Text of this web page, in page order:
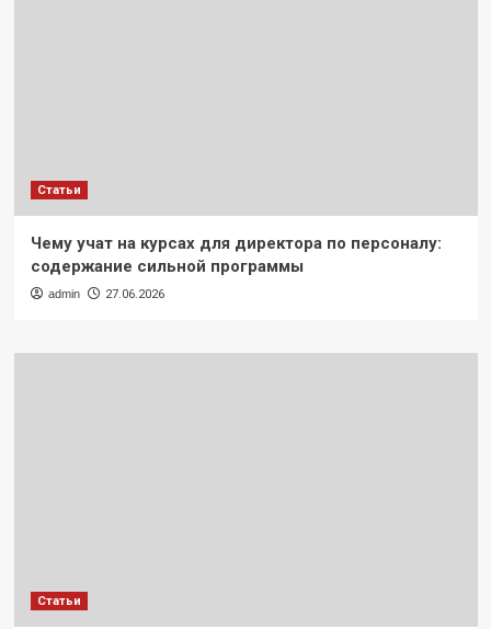
Статьи
Чему учат на курсах для директора по персоналу:
содержание сильной программы
admin 27.06.2026
Статьи